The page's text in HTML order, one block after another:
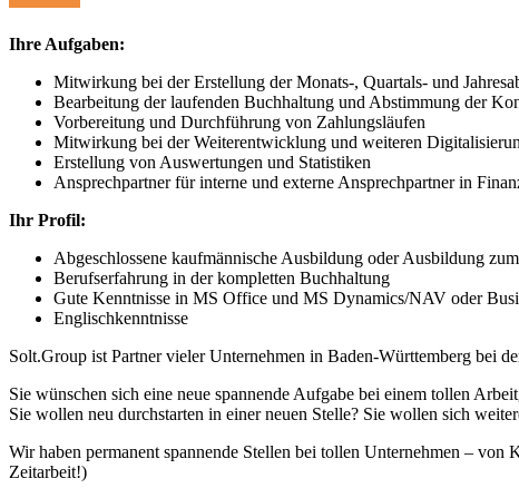
Ihre Aufgaben:
Mitwirkung bei der Erstellung der Monats-, Quartals- und
Bearbeitung der laufenden Buchhaltung und Abstimmung der
Vorbereitung und Durchführung von Zahlungsläufen
Mitwirkung bei der Weiterentwicklung und weiteren
Erstellung von Auswertungen und Statistiken
Ansprechpartner für interne und externe Ansprechpartner in
Ihr Profil:
Abgeschlossene kaufmännische Ausbildung oder Ausbildung
Berufserfahrung in der kompletten Buchhaltung
Gute Kenntnisse in MS Office und MS Dynamics/NAV oder
Englischkenntnisse
Solt.Group ist Partner vieler Unternehmen in Baden-Württemberg bei
Sie wünschen sich eine neue spannende Aufgabe bei einem tollen
Sie wollen neu durchstarten in einer neuen Stelle? Sie wollen sich
Wir haben permanent spannende Stellen bei tollen Unternehmen –
Zeitarbeit!)